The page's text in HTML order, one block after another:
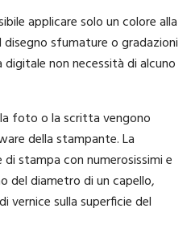
applicare solo un colore alla
sfumature o gradazioni
non necessità di alcuno
la foto o la scritta vengono
della stampante. La
stampa con numerosissimi e
del diametro di un capello,
vernice sulla superficie del